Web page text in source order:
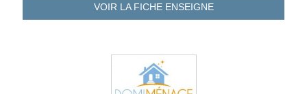
VOIR LA FICHEENSEIGNE